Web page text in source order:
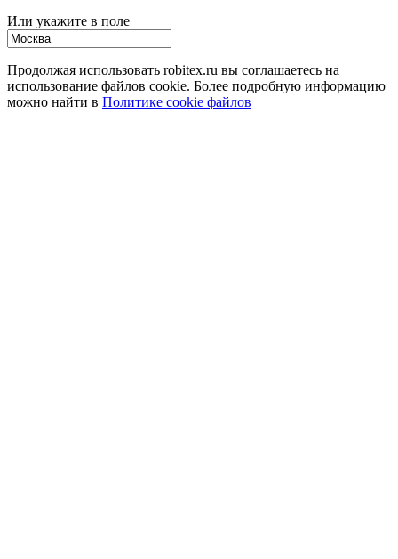
Или укажите в поле
Продолжая использовать robitex.ru вы соглашаетесь на
использование файлов cookie. Более подробную информацию
можно найти в Политике cookie файлов